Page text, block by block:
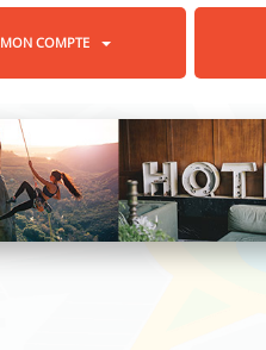
MON COMPTE